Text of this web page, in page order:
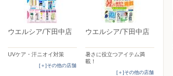
ウエルシア/下田中店
UVケア・汗ニオイ対策
[＋]その他の店舗
ウエルシア/下田中店
暑さに役立つアイテム満
載！
[＋]その他の店舗